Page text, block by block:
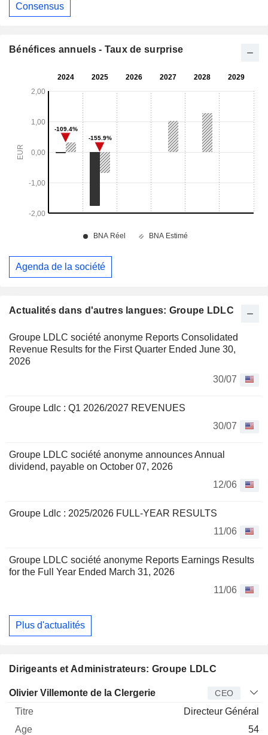
Actualités dans d'autres langues: Groupe LDLC
Groupe LDLC société anonyme Reports Consolidated
Revenue Results for the First Quarter Ended June 30,
2026
30/07
Groupe Ldlc : Q1 2026/2027 REVENUES
30/07
Groupe LDLC société anonyme announces Annual
dividend, payable on October 07, 2026
12/06
Groupe Ldlc : 2025/2026 FULL-YEAR RESULTS
11/06
Groupe LDLC société anonyme Reports Earnings Results
for the Full Year Ended March 31, 2026
11/06
Plus d'actualités
Dirigeants et Administrateurs: Groupe LDLC
Dirigeant Titre Age Depuis
Olivier Villemonte de la Clergerie CEO
Directeur Général
54
Consensus
Bénéfices annuels - Taux de surprise
Agenda de la société